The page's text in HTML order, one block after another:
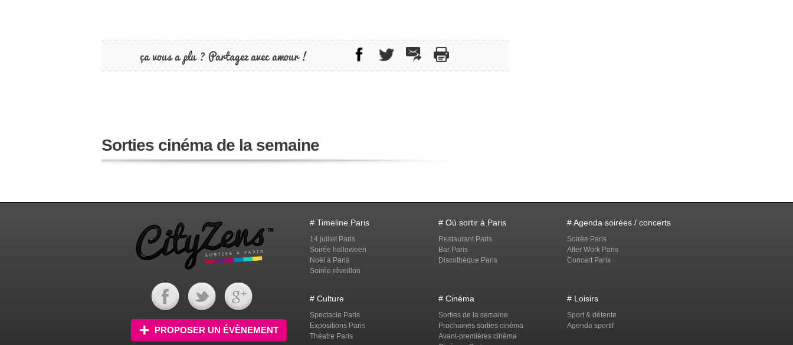
ça vous a plu ? Partagez avec amour !
Sorties cinéma de la semaine
PROPOSER UN ÉVÈNEMENT
# Timeline Paris
14 juillet Paris
Soirée halloween
Noël à Paris
Soirée réveillon
# Où sortir à Paris
Restaurant Paris
Bar Paris
Discothèque Paris
# Agenda soirées / concerts
Soirée Paris
After Work Paris
Concert Paris
# Culture
Spectacle Paris
Expositions Paris
Théatre Paris
# Cinéma
Sorties de la semaine
Prochaines sorties cinéma
Avant-premières cinéma
# Loisirs
Sport & détente
Agenda sportif